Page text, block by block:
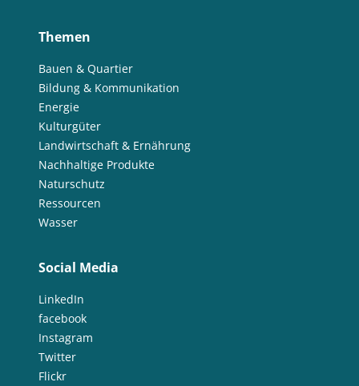
Themen
Bauen & Quartier
Bildung & Kommunikation
Energie
Kulturgüter
Landwirtschaft & Ernährung
Nachhaltige Produkte
Naturschutz
Ressourcen
Wasser
Social Media
LinkedIn
facebook
Instagram
Twitter
Flickr